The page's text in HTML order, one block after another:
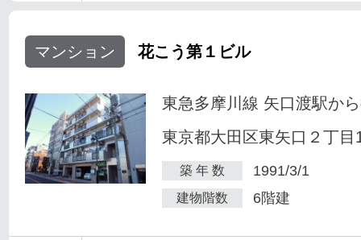
マンション 花こう第１ビル
東急多摩川線 矢口渡駅か
東京都大田区東矢口２丁目
築 年 数 1991/3/1
建物階数 6階建